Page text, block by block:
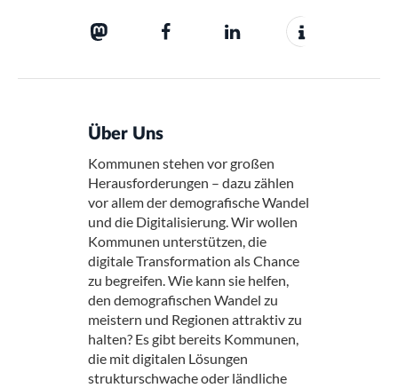
Über Uns
Kommunen stehen vor großen
Herausforderungen – dazu zählen
vor allem der demografische Wandel
und die Digitalisierung. Wir wollen
Kommunen unterstützen, die
digitale Transformation als Chance
zu begreifen. Wie kann sie helfen,
den demografischen Wandel zu
meistern und Regionen attraktiv zu
halten? Es gibt bereits Kommunen,
die mit digitalen Lösungen
strukturschwache oder ländliche